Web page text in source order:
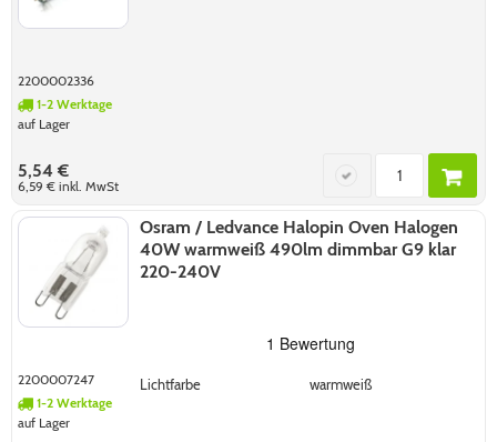
2200002336
1-2 Werktage
auf Lager
5,54 €
6,59 €inkl. MwSt
Osram / Ledvance Halopin Oven Halogen
40W warmweiß 490lm dimmbar G9 klar
220-240V
2200007247
1-2 Werktage
auf Lager
Lichtfarbe warmweiß